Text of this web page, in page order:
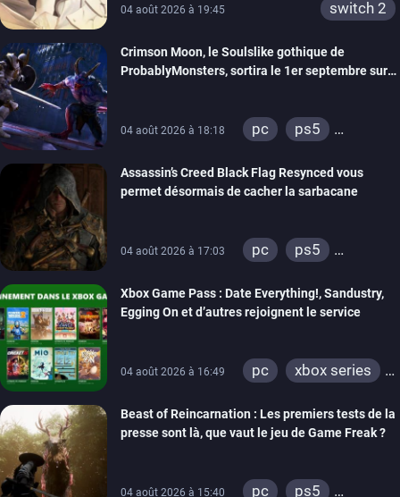
04 août 2026 à 19:45 switch 2
Crimson Moon, le Soulslike gothique de
ProbablyMonsters, sortira le 1er septembre sur
04 août 2026 à 18:18 pc
ps5
Assassin’s Creed Black Flag Resynced vous
permet désormais de cacher la sarbacane
04 août 2026 à 17:03 pc
ps5
Xbox Game Pass : Date Everything!, Sandustry,
Egging On et d’autres rejoignent le service
04 août 2026 à 16:49 pc
xbox series
Beast of Reincarnation : Les premiers tests de la
presse sont là, que vaut le jeu de Game Freak ?
04 août 2026 à 15:40 pc ps5